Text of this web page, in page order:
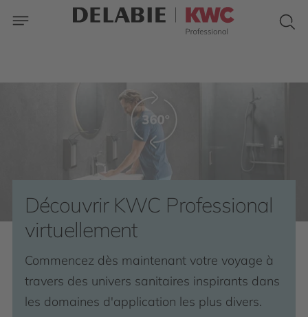
Découvrir KWC Professional
virtuellement
Commencez dès maintenant votre voyage à
travers des univers sanitaires inspirants dans
les domaines d'application les plus divers.